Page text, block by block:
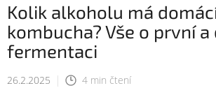
Kolik alkoholu má
kombucha? Vše o první a
fermentaci
26.2.2025 4 min čtení